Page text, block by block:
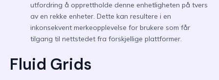
utfordring å opprettholde denne enhetligheten på tvers
av en rekke enheter. Dette kan resultere i en
inkonsekvent merkeopplevelse for brukere som får
tilgang til nettstedet fra forskjellige plattformer.
Fluid Grids